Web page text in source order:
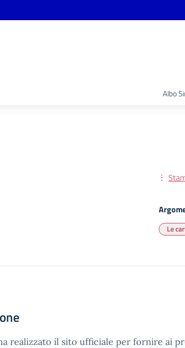
Albo
Le
realizzato il sito ufficiale per fornire ai